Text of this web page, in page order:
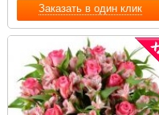
Заказать в один клик